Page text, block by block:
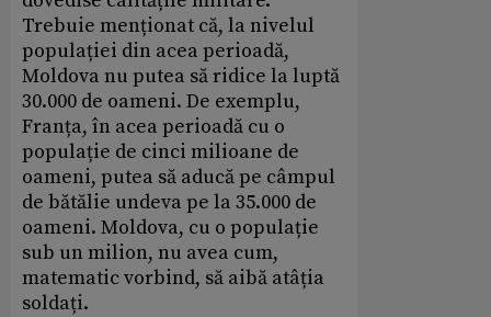
Trebuie menționat că, la nivelul
populației din acea perioadă,
Moldova nu putea să ridice la luptă
30.000 de oameni. De exemplu,
Franța, în acea perioadă cu o
populație de cinci milioane de
oameni, putea să aducă pe câmpul
de bătălie undeva pe la 35.000 de
oameni. Moldova, cu o populație
sub un milion, nu avea cum,
matematic vorbind, să aibă atâția
soldați.